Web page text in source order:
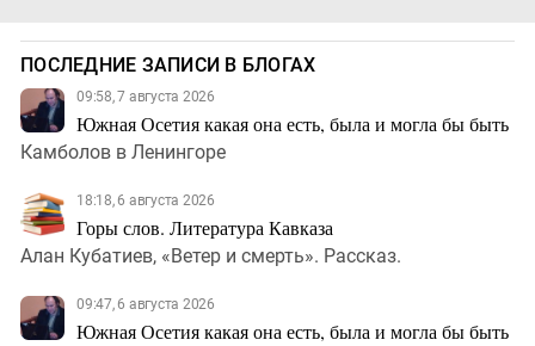
ПОСЛЕДНИЕ ЗАПИСИ В БЛОГАХ
09:58, 7 августа 2026
Южная Осетия какая она есть, была и могла бы быть
Камболов в Ленингоре
18:18, 6 августа 2026
Горы слов. Литература Кавказа
Алан Кубатиев, «Ветер и смерть». Рассказ.
09:47, 6 августа 2026
Южная Осетия какая она есть, была и могла бы быть